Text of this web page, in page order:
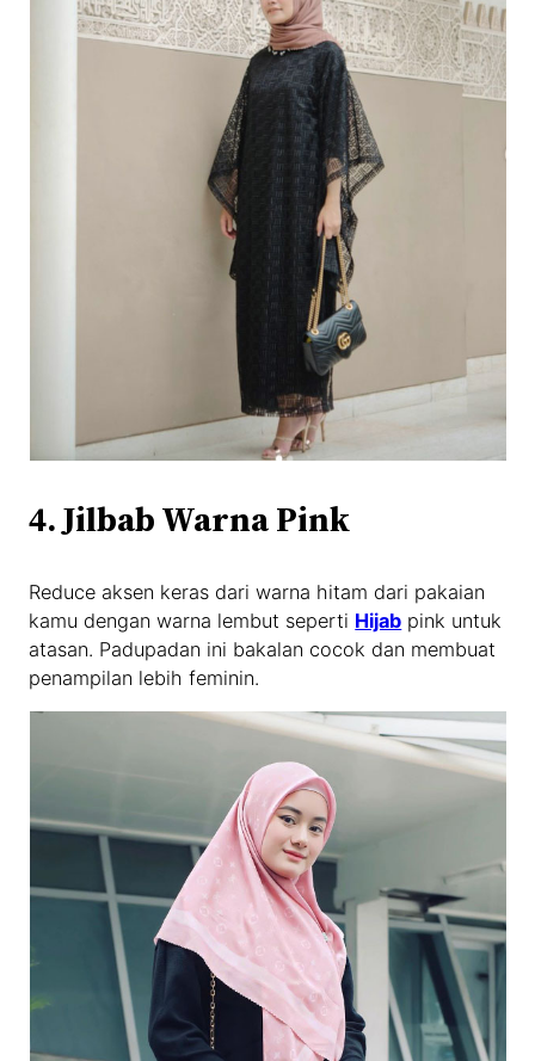
4. Jilbab Warna Pink
Reduce aksen keras dari warna hitam dari pakaian
kamu dengan warna lembut seperti Hijab pink untuk
atasan. Padupadan ini bakalan cocok dan membuat
penampilan lebih feminin.